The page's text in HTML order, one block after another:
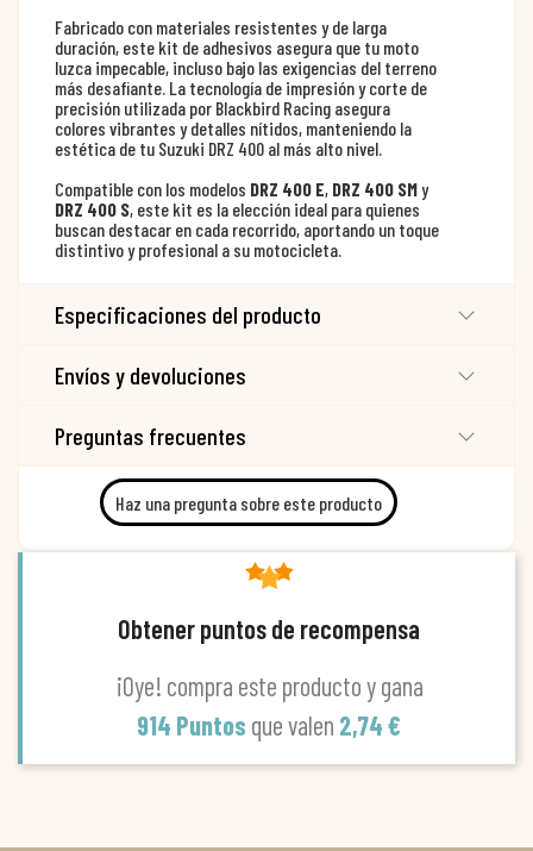
Fabricado con materiales resistentes y de larga
duración, este kit de adhesivos asegura que tu moto
luzca impecable, incluso bajo las exigencias del terreno
más desafiante. La tecnología de impresión y corte de
precisión utilizada por Blackbird Racing asegura
colores vibrantes y detalles nítidos, manteniendo la
estética de tu Suzuki DRZ 400 al más alto nivel.
Compatible con los modelos DRZ 400 E, DRZ 400 SMy
DRZ 400 S, este kit es la elección ideal para quienes
buscan destacar en cada recorrido, aportando un toque
distintivo y profesional a su motocicleta.
Especificaciones del producto
Envíos y devoluciones
Preguntas frecuentes
Haz una pregunta sobre este producto
Obtener puntos de recompensa
¡Oye! compra este producto y gana
914 Puntos que valen 2,74 €